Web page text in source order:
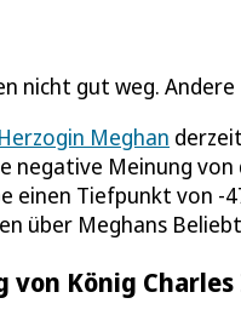
nicht gut weg.
Herzogin Meghan
Meinung von
Tiefpunkt von -
über Meghans
von König